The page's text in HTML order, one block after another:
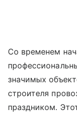
Со временем
значимых
строителя
праздником.